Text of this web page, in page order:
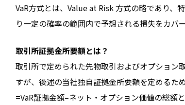
VaR方式とは、Value at Risk 方式の略であり、
り一定の確率の範囲内で予想される損失をカバ
取引所証拠金所要額とは？
取引所で定められた先物取引およびオプション
すが、後述の当社独自証拠金所要額を定めるた
=VaR証拠金額–ネット・オプション価値の総額